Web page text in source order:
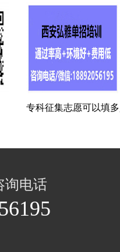
专科征集志愿可以填
询电话